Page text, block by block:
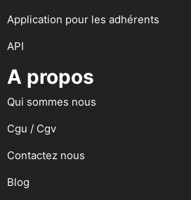
Application pour les adhérents
API
A propos
Qui sommes nous
Cgu / Cgv
Contactez nous
Blog